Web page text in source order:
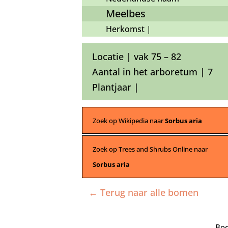
Meelbes
Herkomst |
Locatie | vak 75 – 82
Aantal in het arboretum | 7
Plantjaar |
Zoek op Wikipedia naarSorbus aria
Zoek op Trees and Shrubs Online naar
Sorbus aria
← Terug naar alle bomen